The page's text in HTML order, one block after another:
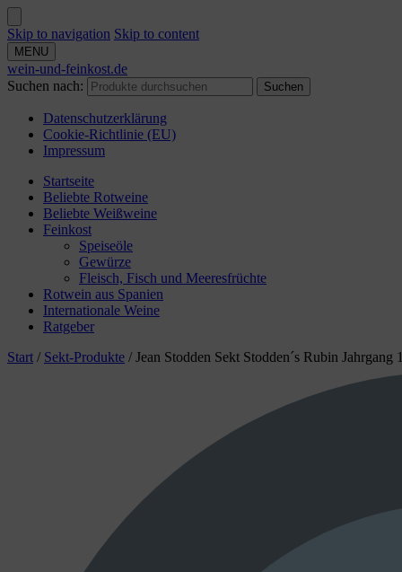
Skip to navigation Skip to content
MENU
wein-und-feinkost.de
Suchen nach:
Suchen
Datenschutzerklärung
Cookie-Richtlinie (EU)
Impressum
Startseite
Beliebte Rotweine
Beliebte Weißweine
Feinkost
Speiseöle
Gewürze
Fleisch, Fisch und Meeresfrüchte
Rotwein aus Spanien
Internationale Weine
Ratgeber
Start / Sekt-Produkte / Jean Stodden Sekt Stodden´s Rubin Jahrgang